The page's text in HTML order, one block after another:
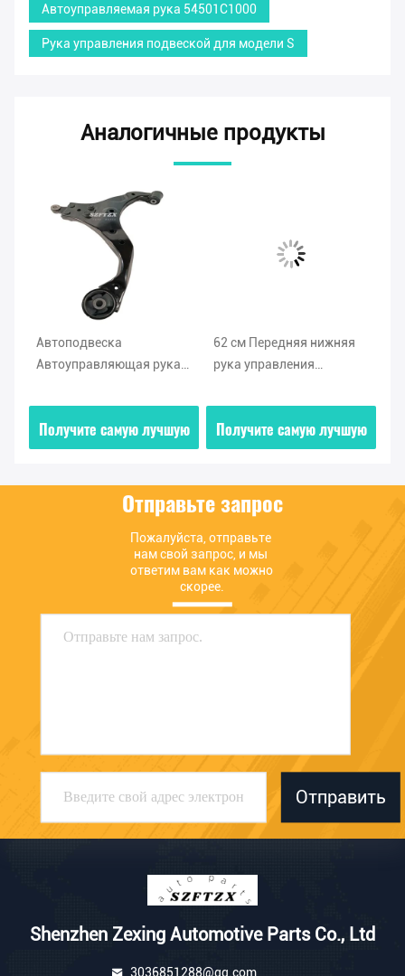
Автоуправляемая рука 54501C1000
Рука управления подвеской для модели S
Аналогичные продукты
рука
лучшую
62 см Передняя нижняя
рука управления
Для Hyundai Kia 2018-
2020
Получите самую лучшую
Передняя нижняя рука
автоматического
54501C1000 Для
Kia CEED 16 2015-2018
Получите самую
Отправьте запрос
Пожалуйста, отправьте
нам свой запрос, и мы
ответим вам как можно
скорее.
Отправить
Shenzhen Zexing Automotive Parts Co., Ltd
3036851288@qq.com